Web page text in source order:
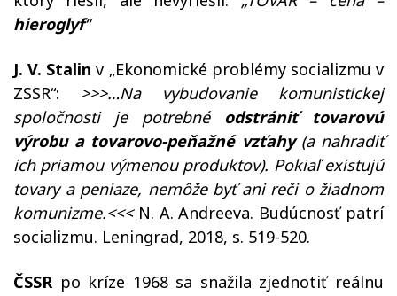
hieroglyf“
J. V. Stalin v „Ekonomické problémy socializmu v
ZSSR“: >>>…Na vybudovanie komunistickej
spoločnosti je potrebné odstrániť tovarovú
výrobu a tovarovo-peňažné vzťahy(a nahradiť
ich priamou výmenou produktov). Pokiaľ existujú
tovary a peniaze, nemôže byť ani reči o žiadnom
komunizme.<<< N. A. Andreeva. Budúcnosť patrí
socializmu. Leningrad, 2018, s. 519-520.
ČSSR po kríze 1968 sa snažila zjednotiť reálnu